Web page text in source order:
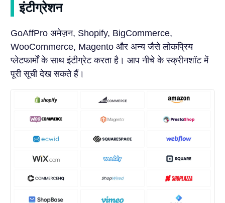
इंटीग्रेशन
GoAffPro अमेज़न, Shopify, BigCommerce,
WooCommerce, Magento और अन्य जैसे लोकप्रिय
प्लेटफार्मों के साथ इंटीग्रेट करता है। आप नीचे के स्क्रीनशॉट में
पूरी सूची देख सकते हैं।